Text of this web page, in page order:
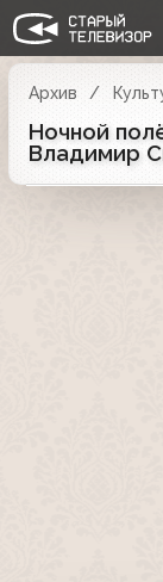
Архив
Ночной
Владимир